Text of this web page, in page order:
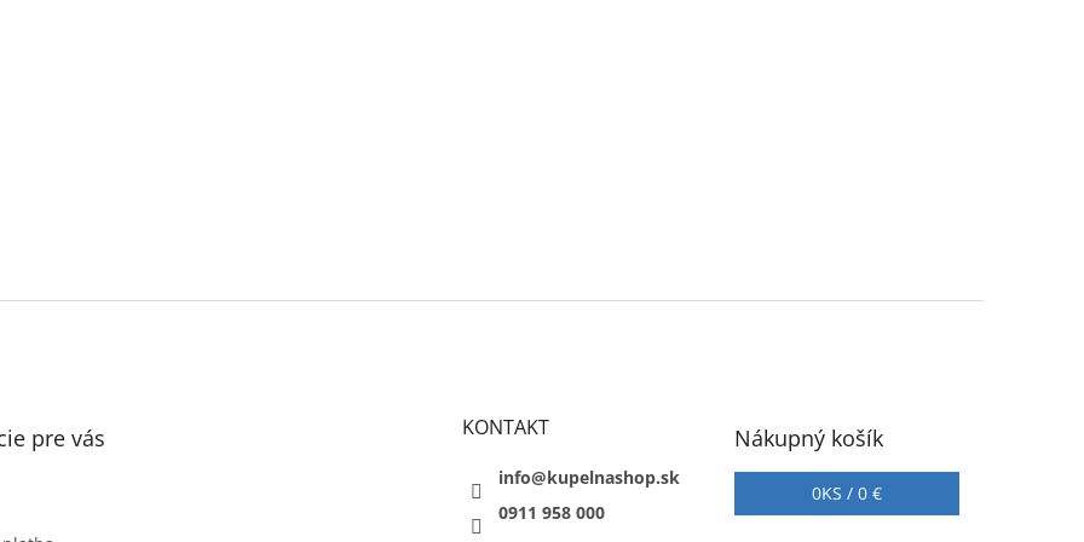
pre vás KONTAKT
info@kupelnashop.sk
0911 958 000
Nákupný košík
0KS /0 €